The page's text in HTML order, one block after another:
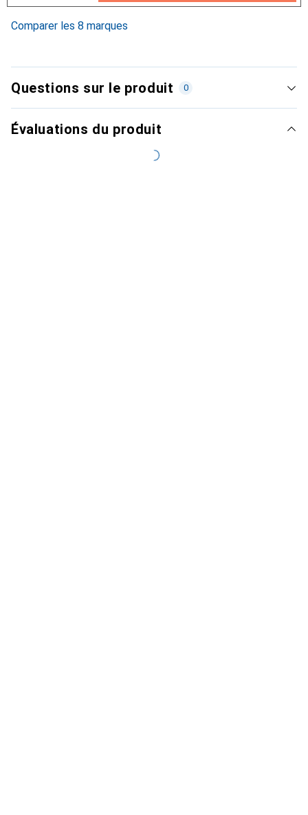
4.8%
Comparer les 8 marques
Questions sur le produit 0
Évaluations du produit